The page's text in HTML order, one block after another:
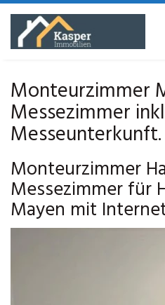
Skip
main
Monteurzimmer
Messezimmer
Messeunterkunft.
Monteurzimmer
Messezimmer für
Mayen mit